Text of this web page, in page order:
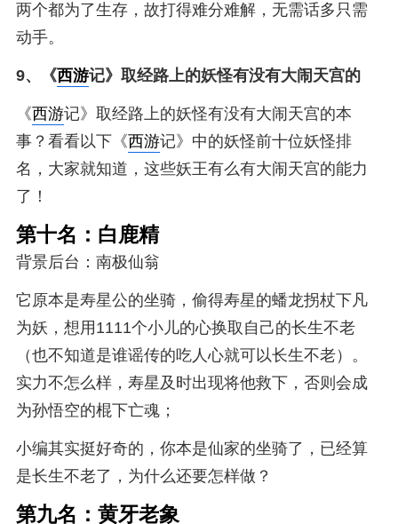
两个都为了生存，故打得难分难解，无需话多只需
动手。
9、 《西游记》取经路上的妖怪有没有大闹天宫的
《西游记》取经路上的妖怪有没有大闹天宫的本
事？看看以下《西游记》中的妖怪前十位妖怪排
名，大家就知道，这些妖王有么有大闹天宫的能力
了！
第十名：白鹿精
背景后台：南极仙翁
它原本是寿星公的坐骑，偷得寿星的蟠龙拐杖下凡
为妖，想用1111个小儿的心换取自己的长生不老
（也不知道是谁谣传的吃人心就可以长生不老）。
实力不怎么样，寿星及时出现将他救下，否则会成
为孙悟空的棍下亡魂；
小编其实挺好奇的，你本是仙家的坐骑了，已经算
是长生不老了，为什么还要怎样做？
第九名：黄牙老象